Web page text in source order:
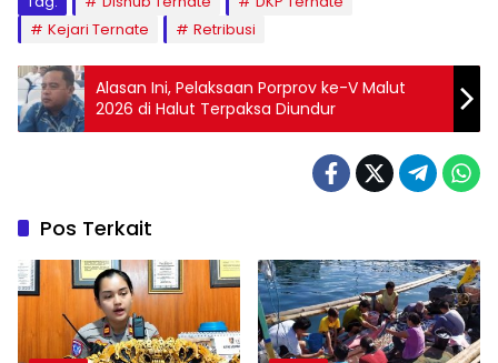
Kejari Ternate
Retribusi
Alasan Ini, Pelaksaan Porprov ke-V Malut
2026 di Halut Terpaksa Diundur
Pos Terkait